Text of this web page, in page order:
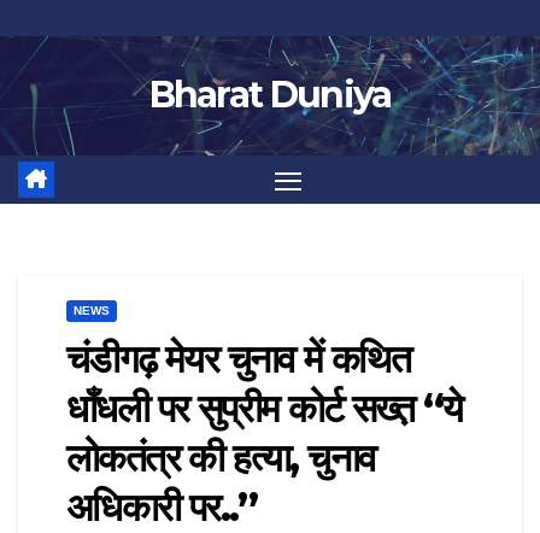
Bharat Duniya
NEWS
चंडीगढ़ मेयर चुनाव में कथित
धाँधली पर सुप्रीम कोर्ट सख्त़ “ये
लोकतंत्र की हत्या, चुनाव
अधिकारी पर..”